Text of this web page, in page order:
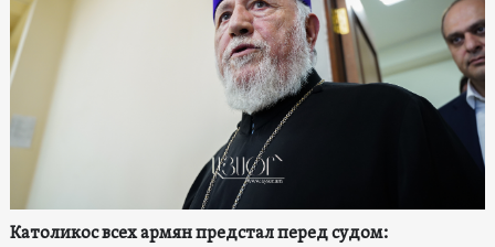
Католикос всех армян предстал перед судом: